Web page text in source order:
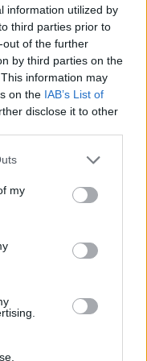
information utilized by
third parties prior to
of the further
by third parties on the
information may
on the IAB’s List of
disclose it to other
my
realizaci multifunkční
tak nějak samozřejmě
a akčního plánu
a zahájili projekt
k dětem do škol,
o sportovních
nebo jednáme